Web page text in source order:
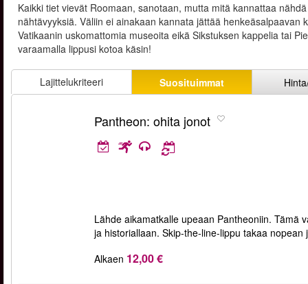
Kaikki tiet vievät Roomaan, sanotaan, mutta mitä kannattaa
nähtävyyksiä. Väliin ei ainakaan kannata jättää
Vatikaanin uskomattomia museoita eikä Sikstuksen kappelia tai
varaamalla lippusi kotoa käsin!
Lajittelukriteeri Suosituimmat
Pantheon: ohita jonot
Lähde aikamatkalle upeaan Pantheoniin. Tämä
ja historiallaan. Skip-the-line-lippu takaa
Alkaen 12,00 €